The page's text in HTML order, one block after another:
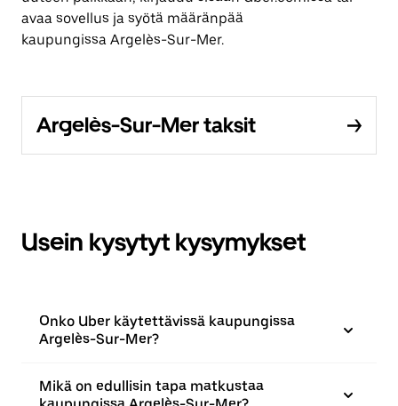
avaa sovellus ja syötä määränpää
kaupungissa Argelès-Sur-Mer.
Argelès-Sur-Mer taksit
Usein kysytyt kysymykset
Onko Uber käytettävissä kaupungissa
Argelès-Sur-Mer?
Mikä on edullisin tapa matkustaa